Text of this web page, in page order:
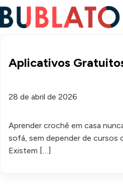
Aplicativos
28 de abril de 2026
Aprender crochê em casa
sofá, sem depender de cursos
Existem […]